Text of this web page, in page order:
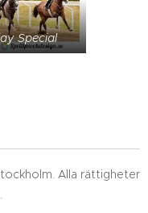
Special
Alla rättigheter